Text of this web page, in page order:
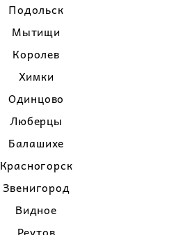
Подольск
Мытищи
Королев
Химки
Одинцово
Люберцы
Балашихе
Красногорск
Звенигород
Видное